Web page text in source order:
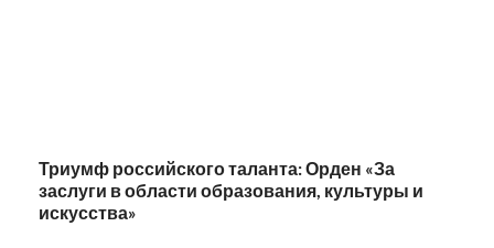
Триумф российского таланта: Орден «За
заслуги в области образования, культуры и
искусства»